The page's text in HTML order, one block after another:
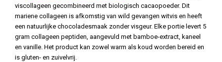
viscollageen gecombineerd met biologisch cacaopoeder. Dit
mariene collageen is afkomstig van wild gevangen witvis en heeft
een natuurlijke chocoladesmaak zonder visgeur. Elke portie levert 5
gram collageen peptiden, aangevuld met bamboe-extract, kaneel
en vanille. Het product kan zowel warm als koud worden bereid en
is gluten- en zuivelvrij.